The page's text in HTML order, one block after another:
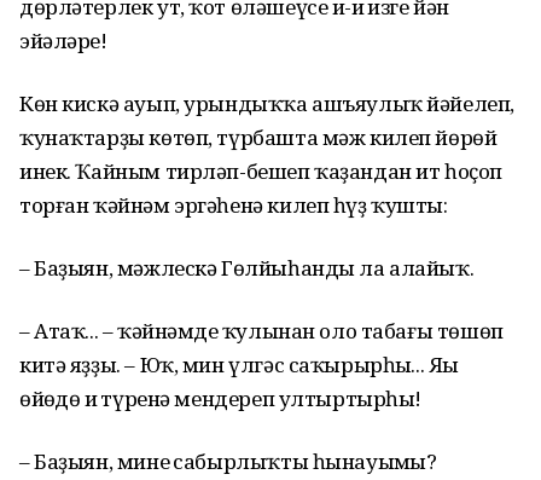
дөрләтерлек ут, ҡот өләшеүсе иң-иң изге йән
эйәләре!
Көн кискә ауып, урындыҡҡа ашъяулыҡ йәйелеп,
ҡунаҡтарҙы көтөп, түрбашта мәж килеп йөрөй
инек. Ҡайным тирләп-бешеп ҡаҙандан ит һоҫоп
торған ҡәйнәм эргәһенә килеп һүҙ ҡушты:
– Баҙыян, мәжлескә Гөлйыһанды ла алайыҡ.
– Атаҡ... – ҡәйнәмдең ҡулынан оло табағы төшөп
китә яҙҙы. – Юҡ, мин үлгәс саҡырырһың... Яңы
өйөңдөң иң түренә мендереп ултыртырһың!
– Баҙыян, минең сабырлыҡты һынауыңмы?